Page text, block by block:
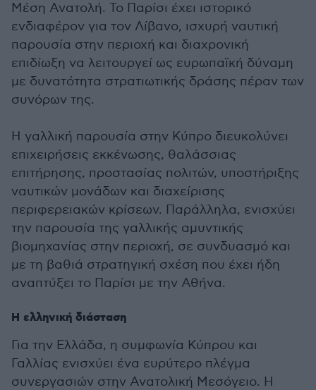
Μέση Ανατολή. Το Παρίσι έχει ιστορικό
ενδιαφέρον για τον Λίβανο, ισχυρή ναυτική
παρουσία στην περιοχή και διαχρονική
επιδίωξη να λειτουργεί ως ευρωπαϊκή δύναμη
με δυνατότητα στρατιωτικής δράσης πέραν των
συνόρων της.
Η γαλλική παρουσία στην Κύπρο διευκολύνει
επιχειρήσεις εκκένωσης, θαλάσσιας
επιτήρησης, προστασίας πολιτών, υποστήριξης
ναυτικών μονάδων και διαχείρισης
περιφερειακών κρίσεων. Παράλληλα, ενισχύει
την παρουσία της γαλλικής αμυντικής
βιομηχανίας στην περιοχή, σε συνδυασμό και
με τη βαθιά στρατηγική σχέση που έχει ήδη
αναπτύξει το Παρίσι με την Αθήνα.
Η ελληνική διάσταση
Για την Ελλάδα, η συμφωνία Κύπρου και
Γαλλίας ενισχύει ένα ευρύτερο πλέγμα
συνεργασιών στην Ανατολική Μεσόγειο. Η